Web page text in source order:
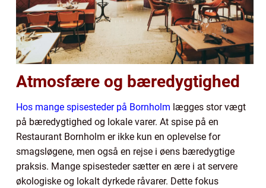
Atmosfære og bæredygtighed
Hos mange spisesteder på Bornholm lægges stor vægt
på bæredygtighed og lokale varer. At spise på en
Restaurant Bornholm er ikke kun en oplevelse for
smagsløgene, men også en rejse i øens bæredygtige
praksis. Mange spisesteder sætter en ære i at servere
økologiske og lokalt dyrkede råvarer. Dette fokus